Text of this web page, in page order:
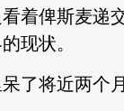
着俾斯麦递
现状。
了将近两个